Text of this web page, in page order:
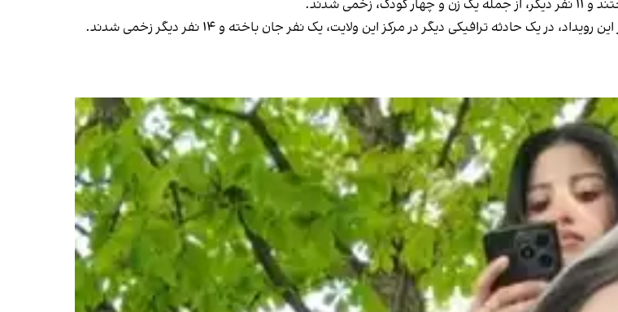
شدند.
حادثه ترافیکی دیگر در مرکز این ولایت، یک نفر جان باخته و ۱۴ نفر دیگر زخمی شدند.